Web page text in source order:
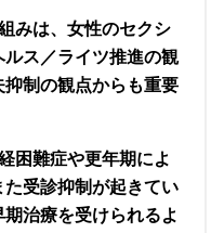
みは、女性のセクシ
ス／ライツ推進の観
制の観点からも重要
困難症や更年期によ
受診抑制が起きてい
治療を受けられるよ